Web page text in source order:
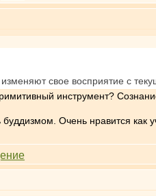
свое восприятие с
инструмент?
Очень нравится как